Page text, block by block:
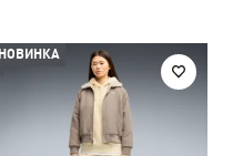
НОВИНКА